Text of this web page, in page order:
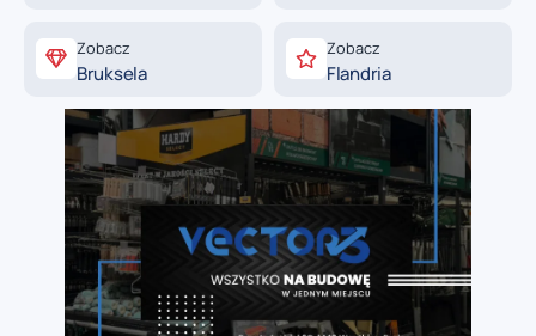
Zobacz
Bruksela
Zobacz
Flandria